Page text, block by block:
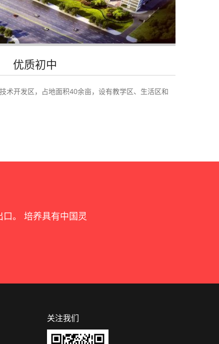
优质初中
术开发区，占地面积40余亩，设有教学区、生活区和
口。 培养具有中国灵
关注我们